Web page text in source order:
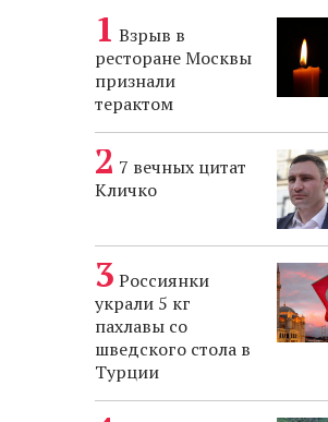
Взрыв в
ресторане Москвы
признали
терактом
7 вечных цитат
Кличко
Россиянки
украли 5 кг
пахлавы со
шведского стола в
Турции